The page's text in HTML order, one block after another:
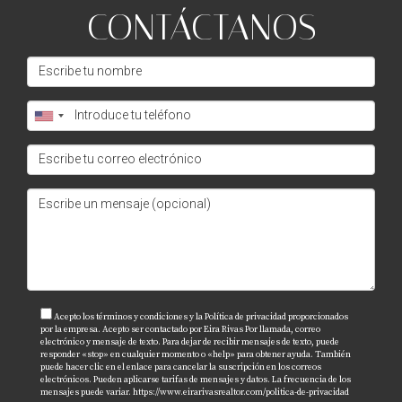
consultar con expertos locales como Eira Rivas para
pueden ofrecerte información valiosa que te
ayudará a tomar decisiones informadas y acertadas.
¿Listo para dar el siguiente paso?
¡No esperes más! Contacta hoy mismo a Eira Rivas
para comenzar tu viaje hacia la compra de tu nueva
¿Es complicado comprar una casa siendo
extranjero?
Comprar una casa como extranjero puede parecer
complicado debido a las regulaciones locales e
CONTÁCTANOS
Acepto los términos y condiciones y la Política de privacidad proporcionados
por la empresa. Acepto ser contactado por Eira Rivas Por llamada, correo
electrónico y mensaje de texto. Para dejar de recibir mensajes de texto, puede
responder «stop» en cualquier momento o «help» para obtener ayuda. También
puede hacer clic en el enlace para cancelar la suscripción en los correos
electrónicos. Pueden aplicarse tarifas de mensajes y datos. La frecuencia de los
mensajes puede variar. https://www.eirarivasrealtor.com/politica-de-privacidad